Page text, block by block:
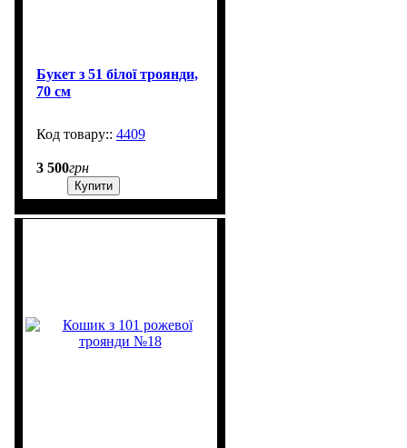
Букет з 51 білої троянди,
70 см
4409
3 500грн
Купити